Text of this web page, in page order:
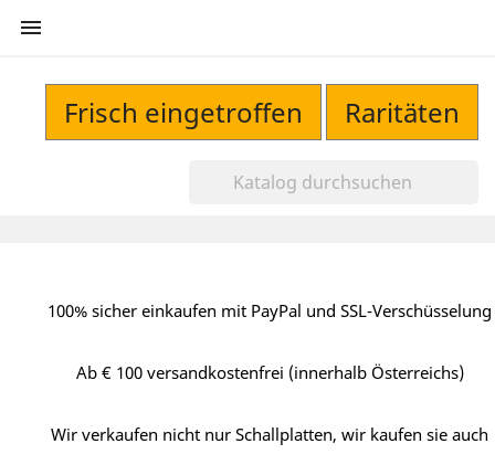

Frisch eingetroffen Raritäten
100% sicher einkaufen mit PayPal und SSL-Verschüsselung
Ab € 100 versandkostenfrei (innerhalb Österreichs)
Wir verkaufen nicht nur Schallplatten, wir kaufen sie auch